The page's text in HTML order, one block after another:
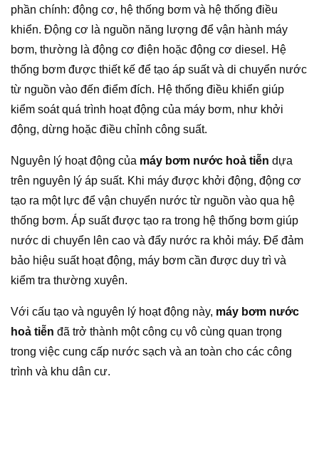
phần chính: động cơ, hệ thống bơm và hệ thống điều
khiển. Động cơ là nguồn năng lượng để vận hành máy
bơm, thường là động cơ điện hoặc động cơ diesel. Hệ
thống bơm được thiết kế để tạo áp suất và di chuyển nước
từ nguồn vào đến điểm đích. Hệ thống điều khiển giúp
kiểm soát quá trình hoạt động của máy bơm, như khởi
động, dừng hoặc điều chỉnh công suất.
Nguyên lý hoạt động của máy bơm nước hoả tiễn dựa
trên nguyên lý áp suất. Khi máy được khởi động, động cơ
tạo ra một lực để vận chuyển nước từ nguồn vào qua hệ
thống bơm. Áp suất được tạo ra trong hệ thống bơm giúp
nước di chuyển lên cao và đẩy nước ra khỏi máy. Để đảm
bảo hiệu suất hoạt động, máy bơm cần được duy trì và
kiểm tra thường xuyên.
Với cấu tạo và nguyên lý hoạt động này, máy bơm nước
hoả tiễn đã trở thành một công cụ vô cùng quan trọng
trong việc cung cấp nước sạch và an toàn cho các công
trình và khu dân cư.